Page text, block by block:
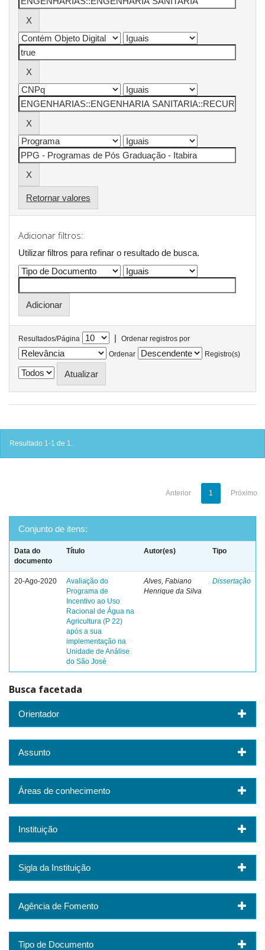
Retornar valores
Adicionar filtros:
Utilizar filtros para refinar o resultado de busca.
Resultados/Página |
Ordenar registros por
Ordenar
Registro(s)
Resultado 1-1 de 1.
Anterior 1 Próximo
Conjunto de itens:
Data do
documento
Título Autor(es) Tipo
20-Ago-2020
Avaliação do
Programa de
Incentivo ao Uso
Racional de Água na
Agricultura (P 22)
após a sua
implementação na
Unidade de Análise
do São José
Alves, Fabiano
Henrique da Silva
Dissertação
Busca facetada
Orientador
Assunto
Áreas de conhecimento
Instituição
Sigla da Instituição
Agência de Fomento
Tipo de Documento